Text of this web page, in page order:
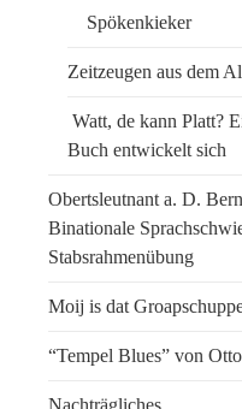
Spökenkieker
Zeitzeugen aus dem
Watt, de kann Platt?
Buch entwickelt sich
Obertsleutnant a. D.
Binationale
Stabsrahmenübung
Moij is dat
“Tempel Blues” von
Nachträgliches…